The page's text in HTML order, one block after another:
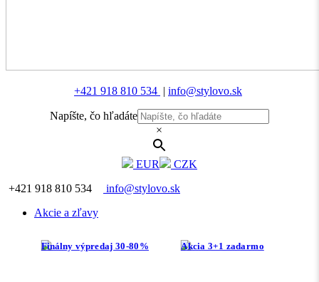
+421 918 810 534 | info@stylovo.sk
Napíšte, čo hľadáte
×
EUR
CZK
+421 918 810 534
info@stylovo.sk
Akcie a zľavy
Finálny výpredaj 30-80% Akcia 3+1 zadarmo